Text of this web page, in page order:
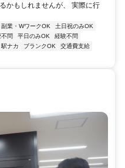
かもしれませんが、 実際に行
副業・WワークOK
土日祝のみOK
問 平日のみOK
経験不問
駅ナカ ブランクOK
交通費支給